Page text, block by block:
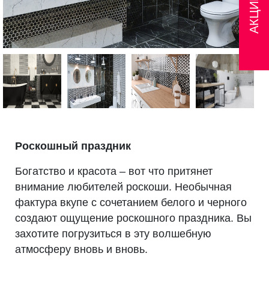
Роскошный праздник
Богатство и красота – вот что притянет
внимание любителей роскоши. Необычная
фактура вкупе с сочетанием белого и черного
создают ощущение роскошного праздника. Вы
захотите погрузиться в эту волшебную
атмосферу вновь и вновь.
АКЦИИ